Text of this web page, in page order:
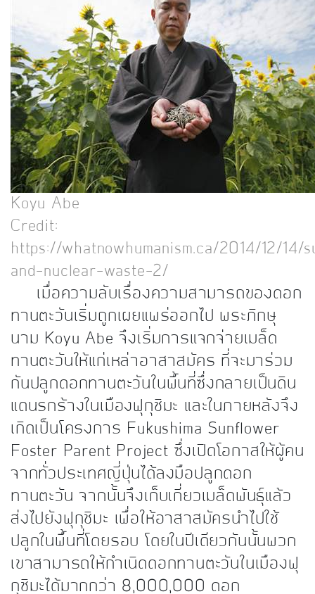
Koyu Abe
Credit:
https://whatnowhumanism.ca/2014/12/14/
and-nuclear-waste-2/
เมื่อความลับเรื่องความสามารถของดอก
ทานตะวันเริ่มถูกเผยแพร่ออกไป พระภิกษุ
นาม Koyu Abeจึงเริ่มการแจกจ่ายเมล็ด
ทานตะวันให้แก่เหล่าอาสาสมัคร ที่จะมาร่วม
กันปลูกดอกทานตะวันในพื้นที่ซึ่งกลายเป็นดิน
แดนรกร้างในเมืองฟุกุชิมะ และในภายหลังจึง
เกิดเป็นโครงการ Fukushima Sunflower
Foster Parent Project ซึ่งเปิดโอกาสให้ผู้คน
จากทั่วประเทศญี่ปุ่นได้ลงมือปลูกดอก
ทานตะวัน จากนั้นจึงเก็บเกี่ยวเมล็ดพันธุ์แล้ว
ส่งไปยังฟุกุชิมะ เพื่อให้อาสาสมัครนำไปใช้
ปลูกในพื้นที่โดยรอบ โดยในปีเดียวกันนั้นพวก
เขาสามารถให้กำเนิดดอกทานตะวันในเมืองฟุ
กุชิมะได้มากกว่า 8,000,000 ดอก